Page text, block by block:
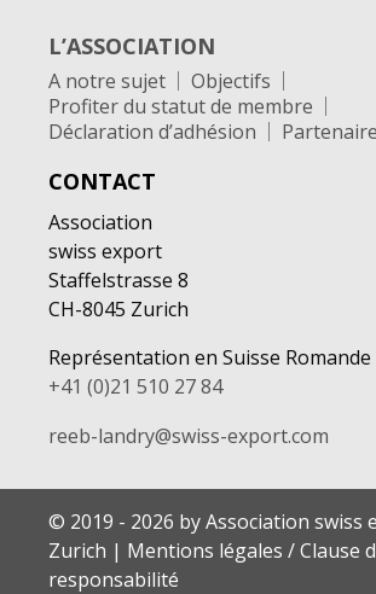
L’ASSOCIATION
A notre sujet
Objectifs
Profiter du statut de membre
Déclaration d’adhésion
CONTACT
Association
swiss export
Staffelstrasse 8
CH-8045 Zurich
Représentation en Suisse Romande
+41 (0)21 510 27 84
reeb-landry@swiss-export.com
© 2019 - 2026 by Association swiss
Zurich | Mentions légales / Clause
responsabilité